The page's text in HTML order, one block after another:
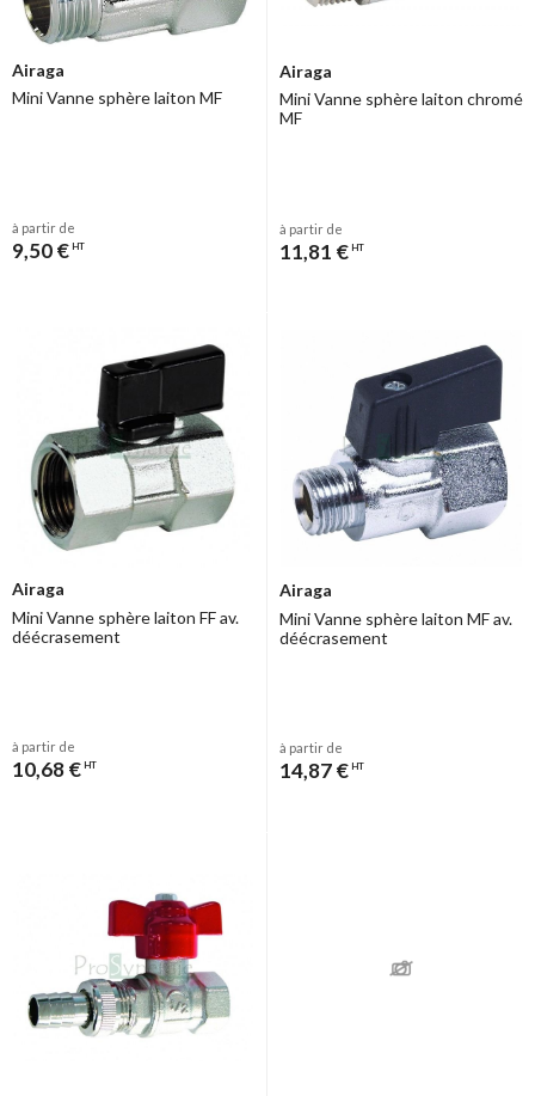
Airaga
Mini Vanne sphère laiton MF
à partir de
9,50 € HT
Airaga
Mini Vanne sphère laiton chromé
MF
à partir de
11,81 € HT
Airaga
Mini Vanne sphère laiton FF av.
déécrasement
à partir de
10,68 € HT
Airaga
Mini Vanne sphère laiton MF av.
déécrasement
à partir de
14,87 € HT